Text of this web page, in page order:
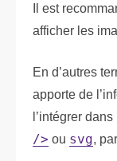
Il est
afficher les
En d’autres
apporte de
l’intégrer
/> ou svg,